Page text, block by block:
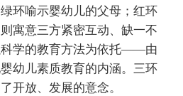
环喻示婴幼儿的父母；红环
寓意三方紧密互动、缺一不
科学的教育方法为依托——由
幼儿素质教育的内涵。三环
开放、发展的意念。